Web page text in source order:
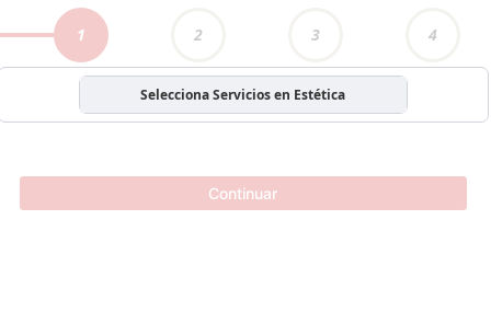
1 2 3 4
Selecciona Servicios en Estética
Continuar